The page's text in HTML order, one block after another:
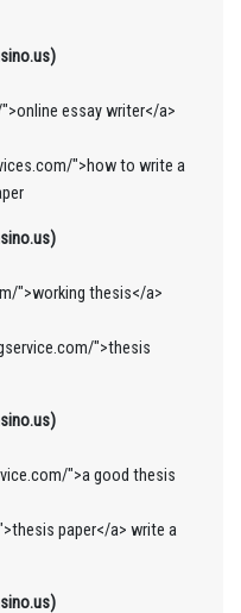
essay writer</a>
">how to write a
">working thesis</a>
">thesis
">a good thesis
paper</a> write a